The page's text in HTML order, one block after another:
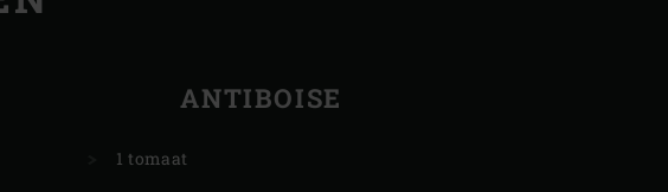
ANTIBOISE
1 tomaat